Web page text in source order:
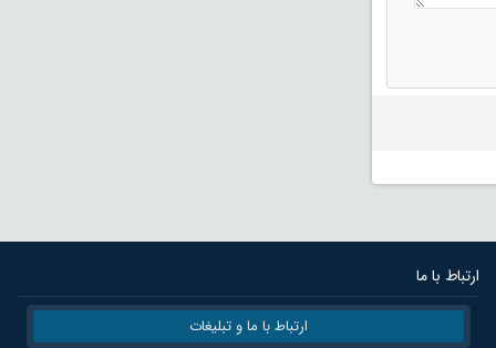
ارتباط با ما
ارتباط با ما و تبلیغات